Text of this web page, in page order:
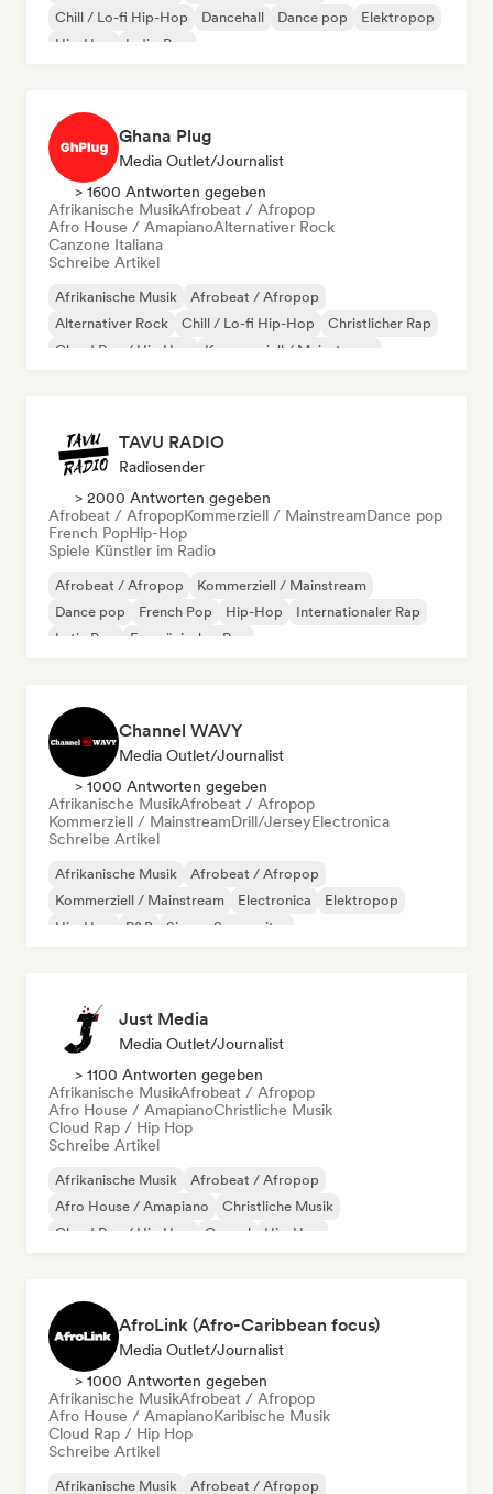
Chill / Lo-fi Hip-Hop
Dancehall Dance pop
Elektropop
Hip-Hop
Indie-Pop
Ghana Plug
Media Outlet/Journalist
> 1600 Antworten gegeben
Afrikanische MusikAfrobeat / Afropop
Afro House / AmapianoAlternativer Rock
Canzone Italiana
Schreibe Artikel
Afrikanische Musik
Afrobeat / Afropop
Alternativer Rock
Chill / Lo-fi Hip-Hop
Christlicher Rap
Cloud Rap / Hip Hop
Kommerziell / Mainstream
TAVU RADIO
Radiosender
> 2000 Antworten gegeben
Afrobeat / AfropopKommerziell / MainstreamDance pop
French PopHip-Hop
Spiele Künstler im Radio
Afrobeat / Afropop
Kommerziell / Mainstream
Dance pop
French Pop Hip-Hop
Internationaler Rap
Latin Pop
Französischer Rap
Channel WAVY
Media Outlet/Journalist
> 1000 Antworten gegeben
Afrikanische MusikAfrobeat / Afropop
Kommerziell / MainstreamDrill/JerseyElectronica
Schreibe Artikel
Afrikanische Musik
Afrobeat / Afropop
Kommerziell / Mainstream
Electronica
Elektropop
Hip-Hop
R&B Singer-Songwriter
Just Media
Media Outlet/Journalist
> 1100 Antworten gegeben
Afrikanische MusikAfrobeat / Afropop
Afro House / AmapianoChristliche Musik
Cloud Rap / Hip Hop
Schreibe Artikel
Afrikanische Musik
Afrobeat / Afropop
Afro House / Amapiano
Christliche Musik
Cloud Rap / Hip Hop
Gospel
Hip-Hop
AfroLink (Afro-Caribbean focus)
Media Outlet/Journalist
> 1000 Antworten gegeben
Afrikanische MusikAfrobeat / Afropop
Afro House / AmapianoKaribische Musik
Cloud Rap / Hip Hop
Schreibe Artikel
Afrikanische Musik Afrobeat / Afropop